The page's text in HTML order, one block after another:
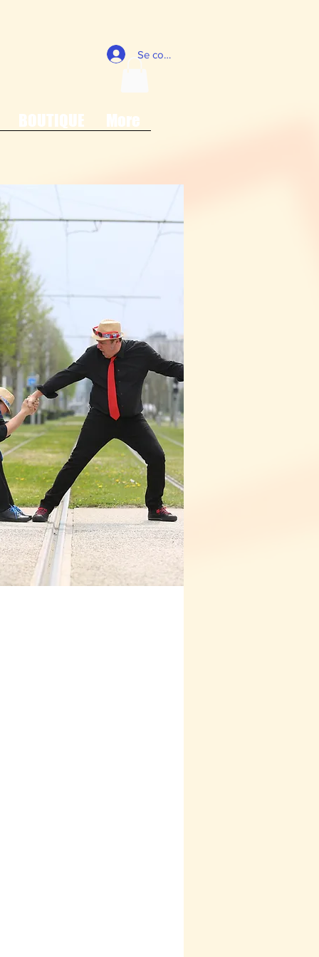
Se connecter
BOUTIQUE More